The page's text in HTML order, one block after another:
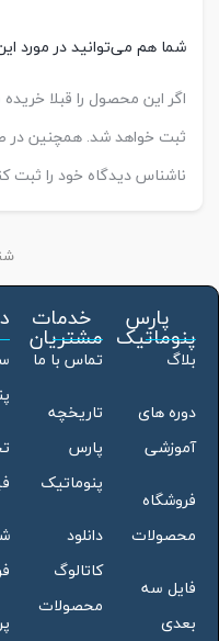
شما هم می‌توانید در مورد
اگر این محصول را قبلا
ثبت خواهد شد. همچنین در
ناشناس دیدگاه خود را ثبت
پارس
پنوماتیک
بلاگ
دوره های
آموزشی
فروشگاه
محصولات
فایل سه
بعدی
خدمات
مشتریان
تماس با ما
تاریخچه
پارس
پنوماتیک
دانلود
کاتالوگ
محصولات